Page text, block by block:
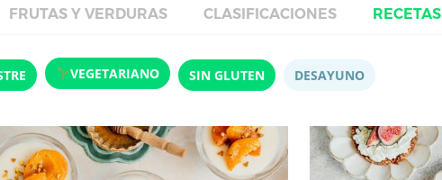
FRUTAS Y VERDURAS CLASIFICACIONES RECETAS
VEGETARIANO SIN GLUTEN DESAYUNO